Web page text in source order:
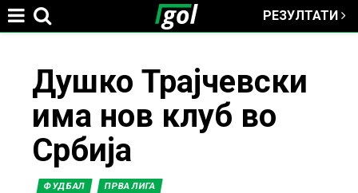
РЕЗУЛТАТИ
here
Душко Трајчевски
има нов клуб во
Србија
ФУДБАЛ ПРВА ЛИГА